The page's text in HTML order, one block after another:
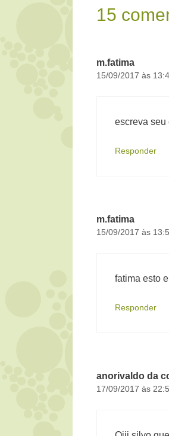
15
m.fatima
15/09/2017 às
escreva seu
Responder
m.fatima
15/09/2017 às
fatima esto
Responder
anorivaldo da
17/09/2017 às